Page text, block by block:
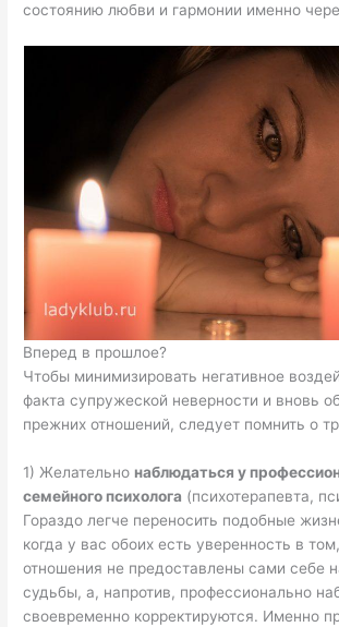
состоянию любви и гармонии именно
Вперед в прошлое?
Чтобы минимизировать негативное
факта супружеской неверности и вновь
прежних отношений, следует помнить о
1) Желательно наблюдаться у
семейного психолога (психотерапевта,
Гораздо легче переносить подобные
когда у вас обоих есть уверенность в
отношения не предоставлены сами себе
судьбы, а, напротив, профессионально
своевременно корректируются. Именно